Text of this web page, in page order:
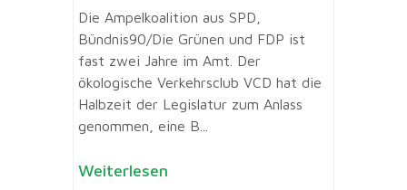
Die Ampelkoalition aus SPD,
Bündnis90/Die Grünen und FDP ist
fast zwei Jahre im Amt. Der
ökologische Verkehrsclub VCD hat die
Halbzeit der Legislatur zum Anlass
genommen, eine B...
Weiterlesen